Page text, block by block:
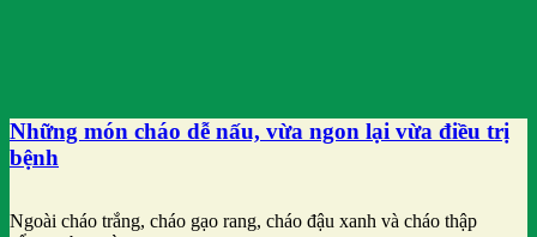
Những món cháo dễ nấu, vừa ngon lại vừa điều trị
bệnh
Ngoài cháo trắng, cháo gạo rang, cháo đậu xanh và cháo thập